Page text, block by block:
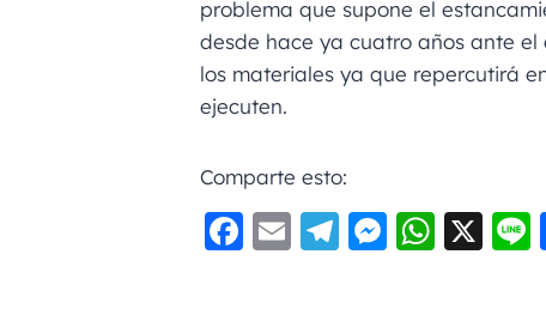
problema que supone el
desde hace ya cuatro años ante
los materiales ya que repercutirá
ejecuten.
Comparte esto:
F E Te M W X